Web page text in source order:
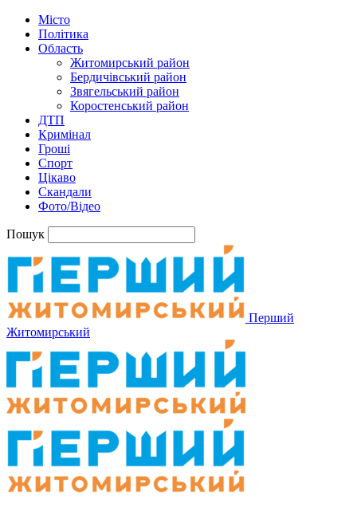
Місто
Політика
Область
Житомирський район
Бердичівський район
Звягельський район
Коростенський район
ДТП
Кримінал
Гроші
Спорт
Цікаво
Скандали
Фото/Відео
Пошук
Перший
Житомирський